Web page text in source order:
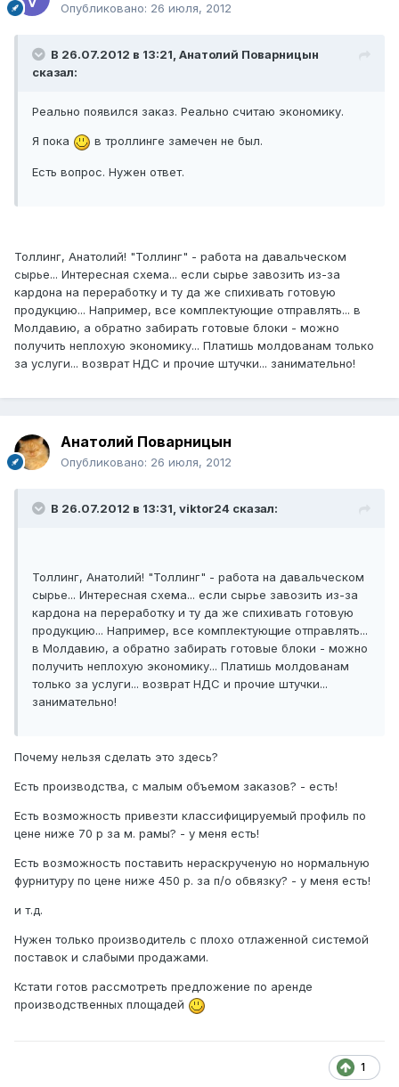
Опубликовано: 26 июля, 2012
В 26.07.2012 в 13:21, Анатолий Поварницын
сказал:
Реально появился заказ. Реально считаю экономику.
Я пока в троллинге замечен не был.
Есть вопрос. Нужен ответ.
Толлинг, Анатолий! "Толлинг" - работа на давальческом
сырье... Интересная схема... если сырье завозить из-за
кардона на переработку и ту да же спихивать готовую
продукцию... Например, все комплектующие отправлять... в
Молдавию, а обратно забирать готовые блоки - можно
получить неплохую экономику... Платишь молдованам только
за услуги... возврат НДС и прочие штучки... занимательно!
Анатолий Поварницын
Опубликовано: 26 июля, 2012
В 26.07.2012 в 13:31, viktor24 сказал:
Толлинг, Анатолий! "Толлинг" - работа на давальческом
сырье... Интересная схема... если сырье завозить из-за
кардона на переработку и ту да же спихивать готовую
продукцию... Например, все комплектующие отправлять...
в Молдавию, а обратно забирать готовые блоки - можно
получить неплохую экономику... Платишь молдованам
только за услуги... возврат НДС и прочие штучки...
занимательно!
Почему нельзя сделать это здесь?
Есть производства, с малым объемом заказов? - есть!
Есть возможность привезти классифицируемый профиль по
цене ниже 70 р за м. рамы? - у меня есть!
Есть возможность поставить нераскрученую но нормальную
фурнитуру по цене ниже 450 р. за п/о обвязку? - у меня есть!
и т.д.
Нужен только производитель с плохо отлаженной системой
поставок и слабыми продажами.
Кстати готов рассмотреть предложение по аренде
производственных площадей
1